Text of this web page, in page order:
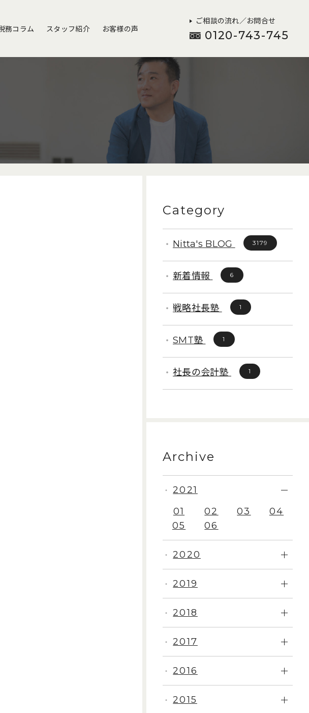
務コラム スタッフ紹介 お客様の声
ご相談の流れ／お問合せ
0120-743-745
Category
Nitta's BLOG 3179
新着情報 6
戦略社長塾 1
SMT塾 1
社長の会計塾 1
Archive
・ 2015
・ 2016
・ 2017
・ 2018
・ 2019
・ 2020
・
2021
01
02 03
04
05
06